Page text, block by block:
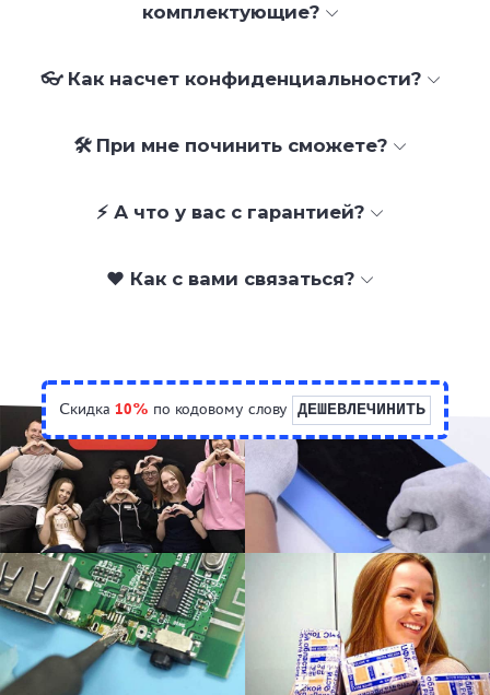
комплектующие?
👓 Как насчет конфиденциальности?
🛠 При мне починить сможете?
⚡ А что у вас с гарантией?
❤️ Как с вами связаться?
Скидка 10% по кодовому слову ДЕШЕВЛЕЧИНИТЬ